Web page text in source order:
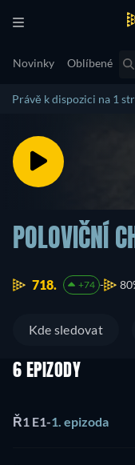
Novinky Oblíbené
Právě k dispozici na 1
POLOVIČNÍ
718. +74
Kde sledovat
6 EPIZODY
Ř1 E1-1. epizoda